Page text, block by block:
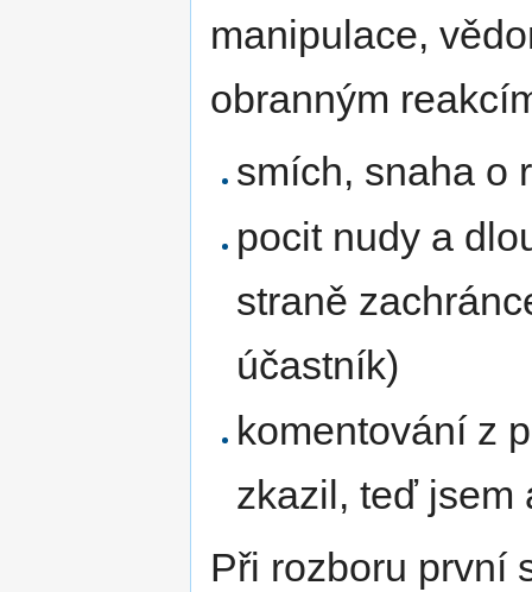
manipulace,
obranným
smích, snaha o
pocit nudy a
straně
účastník)
komentování z
zkazil, teď jsem
Při rozboru první